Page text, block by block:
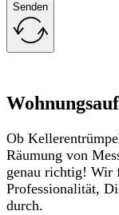
Senden
Ob
Räumung von
genau richtig! Wir
Professionalität,
durch.